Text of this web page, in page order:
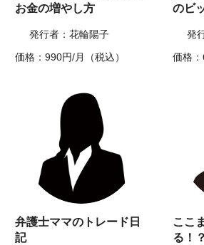
お金の増やし方
発行者：花輪陽子
価格：990円/月（税込）
のビ
発
価格：
弁護士ママのトレード日
記
ここ
る！